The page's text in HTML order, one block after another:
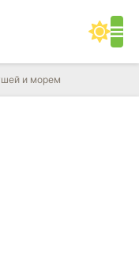
и морем